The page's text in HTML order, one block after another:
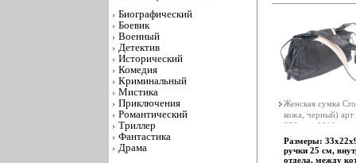
Биографический
Боевик
Военный
Детектив
Исторический
Комедия
Криминальный
Мистика
Приключения
Романтический
Триллер
Фантастика
Драма
форму в
блестящее
ручки - 22 см, с
бахрома В
съемный ремень,
позволяет носить
плечовксюг
1488 Торговая
25х0х12,5 см.
Женская сумка
кожа, черный)
838nero 2010 г
Размеры:
ручки 25 см,
отдела, между